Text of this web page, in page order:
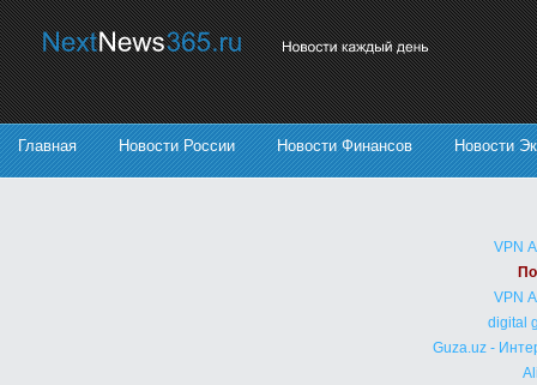
Главная Новости России Новости Финансов Новости
VPN
VPN
digital
Guza.uz -